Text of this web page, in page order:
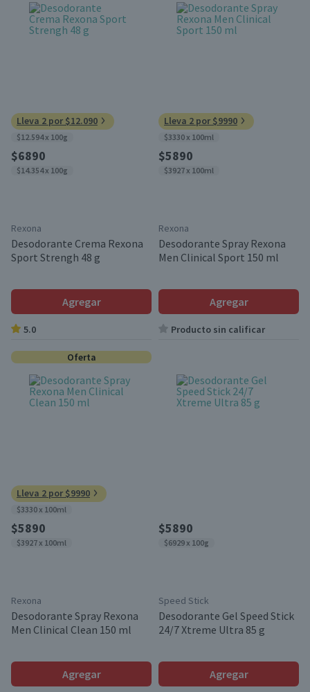
Lleva 2 por $12.090
$12.594 x 100g
$6890
$14.354 x 100g
Rexona
Desodorante Crema Rexona
Sport Strengh 48 g
Agregar
5.0
Lleva 2 por $9990
$3330 x 100ml
$5890
$3927 x 100ml
Rexona
Desodorante Spray Rexona
Men Clinical Sport 150 ml
Agregar
Producto sin calificar
Oferta
Lleva 2 por $9990
$3330 x 100ml
$5890
$3927 x 100ml
Rexona
Desodorante Spray Rexona
Men Clinical Clean 150 ml
Agregar
$5890
$6929 x 100g
Speed Stick
Desodorante Gel Speed Stick
24/7 Xtreme Ultra 85 g
Agregar